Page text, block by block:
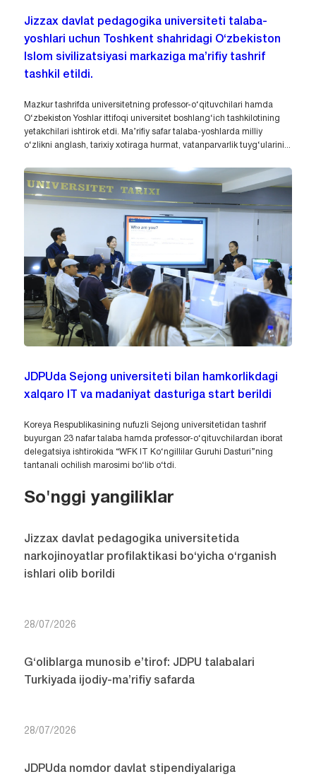
Jizzax davlat pedagogika universiteti talaba-
yoshlari uchun Toshkent shahridagi O‘zbekiston
Islom sivilizatsiyasi markaziga ma’rifiy tashrif
tashkil etildi.
Mazkur tashrifda universitetning professor-o‘qituvchilari hamda
O‘zbekiston Yoshlar ittifoqi universitet boshlang‘ich tashkilotining
yetakchilari ishtirok etdi. Ma’rifiy safar talaba-yoshlarda milliy
o‘zlikni anglash, tarixiy xotiraga hurmat, vatanparvarlik tuyg‘ularini...
JDPUda Sejong universiteti bilan hamkorlikdagi
xalqaro IT va madaniyat dasturiga start berildi
Koreya Respublikasining nufuzli Sejong universitetidan tashrif
buyurgan 23 nafar talaba hamda professor-o‘qituvchilardan iborat
delegatsiya ishtirokida “WFK IT Ko‘ngillilar Guruhi Dasturi”ning
tantanali ochilish marosimi bo‘lib o‘tdi.
So'nggi yangiliklar
Jizzax davlat pedagogika universitetida
narkojinoyatlar profilaktikasi bo‘yicha o‘rganish
ishlari olib borildi
28/07/2026
G‘oliblarga munosib e’tirof: JDPU talabalari
Turkiyada ijodiy-ma’rifiy safarda
28/07/2026
JDPUda nomdor davlat stipendiyalariga